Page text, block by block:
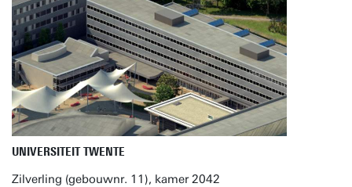
UNIVERSITEIT TWENTE
Zilverling (gebouwnr. 11), kamer 2042